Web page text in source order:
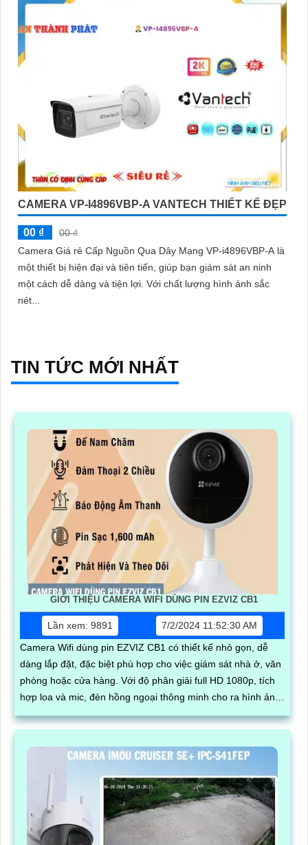
CAMERA VP-I4896VBP-A VANTECH THIẾT KẾ ĐẸP
00 ₫
00 ₫
Camera Giá rẻ Cấp Nguồn Qua Dây Mạng VP-i4896VBP-A là
một thiết bị hiện đại và tiên tiến, giúp bạn giám sát an ninh
một cách dễ dàng và tiện lợi. Với chất lượng hình ảnh sắc
nét...
TIN TỨC MỚI NHẤT
GIỚI THIỆU CAMERA WIFI DÙNG PIN EZVIZ CB1
Lần xem: 9891
7/2/2024 11:52:30 AM
Camera Wifi dùng pin EZVIZ CB1 có thiết kế nhỏ gọn, dễ
dàng lắp đặt, đặc biệt phù hợp cho việc giám sát nhà ở, văn
phòng hoặc cửa hàng. Với độ phân giải full HD 1080p, tích
hợp loa và mic, đèn hồng ngoại thông minh cho ra hình ảnh
chất lượng ban đêm